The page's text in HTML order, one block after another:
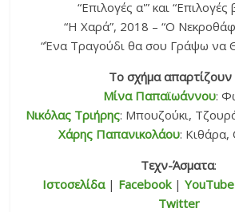
“Επιλογές α'” και “Επιλογές
“Η Χαρά”, 2018 – “Ο
“Ένα Τραγούδι θα σου Γράψω να
Το σχήμα απαρτίζουν
Μίνα Παπαϊωάννου:
Νικόλας Τριήρης: Μπουζούκι,
Χάρης Παπανικολάου:
Τεχν-Άσματα:
Ιστοσελίδα| Facebook|YouTube
Twitter